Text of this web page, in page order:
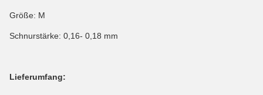
Größe: M
Schnurstärke: 0,16- 0,18 mm
Lieferumfang: